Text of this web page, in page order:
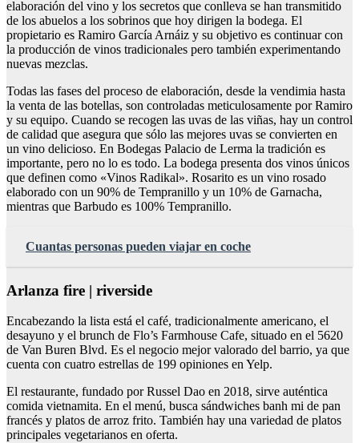
elaboración del vino y los secretos que conlleva se han transmitido
de los abuelos a los sobrinos que hoy dirigen la bodega. El
propietario es Ramiro García Arnáiz y su objetivo es continuar con
la producción de vinos tradicionales pero también experimentando
nuevas mezclas.
Todas las fases del proceso de elaboración, desde la vendimia hasta
la venta de las botellas, son controladas meticulosamente por Ramiro
y su equipo. Cuando se recogen las uvas de las viñas, hay un control
de calidad que asegura que sólo las mejores uvas se convierten en
un vino delicioso. En Bodegas Palacio de Lerma la tradición es
importante, pero no lo es todo. La bodega presenta dos vinos únicos
que definen como «Vinos Radikal». Rosarito es un vino rosado
elaborado con un 90% de Tempranillo y un 10% de Garnacha,
mientras que Barbudo es 100% Tempranillo.
Cuantas personas pueden viajar en coche
Arlanza fire | riverside
Encabezando la lista está el café, tradicionalmente americano, el
desayuno y el brunch de Flo’s Farmhouse Cafe, situado en el 5620
de Van Buren Blvd. Es el negocio mejor valorado del barrio, ya que
cuenta con cuatro estrellas de 199 opiniones en Yelp.
El restaurante, fundado por Russel Dao en 2018, sirve auténtica
comida vietnamita. En el menú, busca sándwiches banh mi de pan
francés y platos de arroz frito. También hay una variedad de platos
principales vegetarianos en oferta.